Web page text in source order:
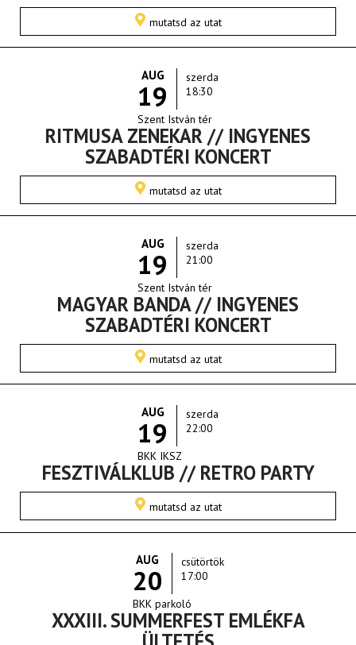
mutatsd az utat
AUG
19
szerda
18:30
Szent István tér
RITMUSA ZENEKAR // INGYENES
SZABADTÉRI KONCERT
mutatsd az utat
AUG
19
szerda
21:00
Szent István tér
MAGYAR BANDA // INGYENES
SZABADTÉRI KONCERT
mutatsd az utat
AUG
19
szerda
22:00
BKK IKSZ
FESZTIVÁLKLUB // RETRO PARTY
mutatsd az utat
AUG
20
csütörtök
17:00
BKK parkoló
XXXIII. SUMMERFEST EMLÉKFA